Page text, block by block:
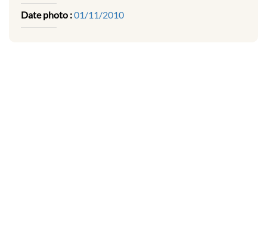
Date photo :01/11/2010